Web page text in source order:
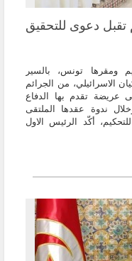
تقبل دعوى للتحقيق
ومقرها تونس، بالسير
الاسرائيلي، من الجرائم
عريضة تقدم بها الدفاع
ندوة عقدها الملتقى
أكّد الرئيس الاول